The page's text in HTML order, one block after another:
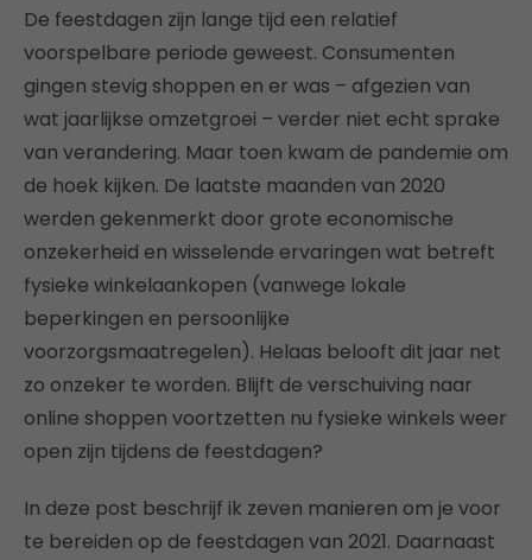
De feestdagen zijn lange tijd een relatief
voorspelbare periode geweest. Consumenten
gingen stevig shoppen en er was – afgezien van
wat jaarlijkse omzetgroei – verder niet echt sprake
van verandering. Maar toen kwam de pandemie om
de hoek kijken. De laatste maanden van 2020
werden gekenmerkt door grote economische
onzekerheid en wisselende ervaringen wat betreft
fysieke winkelaankopen (vanwege lokale
beperkingen en persoonlijke
voorzorgsmaatregelen). Helaas belooft dit jaar net
zo onzeker te worden. Blijft de verschuiving naar
online shoppen voortzetten nu fysieke winkels weer
open zijn tijdens de feestdagen?
In deze post beschrijf ik zeven manieren om je voor
te bereiden op de feestdagen van 2021. Daarnaast